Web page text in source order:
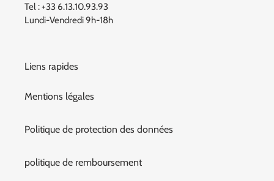
Tel : +33 6.13.10.93.93
Lundi-Vendredi 9h-18h
Liens rapides
Mentions légales
Politique de protection des données
politique de remboursement